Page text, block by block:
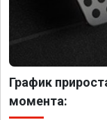
График
момента: